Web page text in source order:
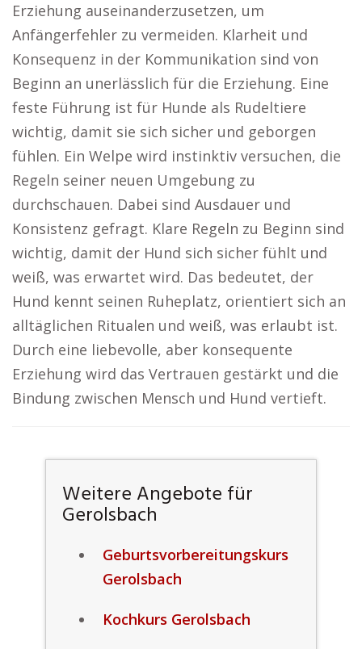
Erziehung auseinanderzusetzen, um
Anfängerfehler zu vermeiden. Klarheit und
Konsequenz in der Kommunikation sind von
Beginn an unerlässlich für die Erziehung. Eine
feste Führung ist für Hunde als Rudeltiere
wichtig, damit sie sich sicher und geborgen
fühlen. Ein Welpe wird instinktiv versuchen, die
Regeln seiner neuen Umgebung zu
durchschauen. Dabei sind Ausdauer und
Konsistenz gefragt. Klare Regeln zu Beginn sind
wichtig, damit der Hund sich sicher fühlt und
weiß, was erwartet wird. Das bedeutet, der
Hund kennt seinen Ruheplatz, orientiert sich an
alltäglichen Ritualen und weiß, was erlaubt ist.
Durch eine liebevolle, aber konsequente
Erziehung wird das Vertrauen gestärkt und die
Bindung zwischen Mensch und Hund vertieft.
Weitere Angebote für
Gerolsbach
Geburtsvorbereitungskurs
Gerolsbach
Kochkurs Gerolsbach